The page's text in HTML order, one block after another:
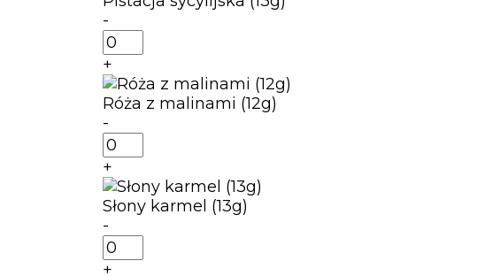
-
ilość
Pistacja
sycylijska
(13g)
+
Róża z malinami (12g)
-
ilość
Róża
z
malinami
(12g)
+
Słony karmel (13g)
-
ilość
Słony
+